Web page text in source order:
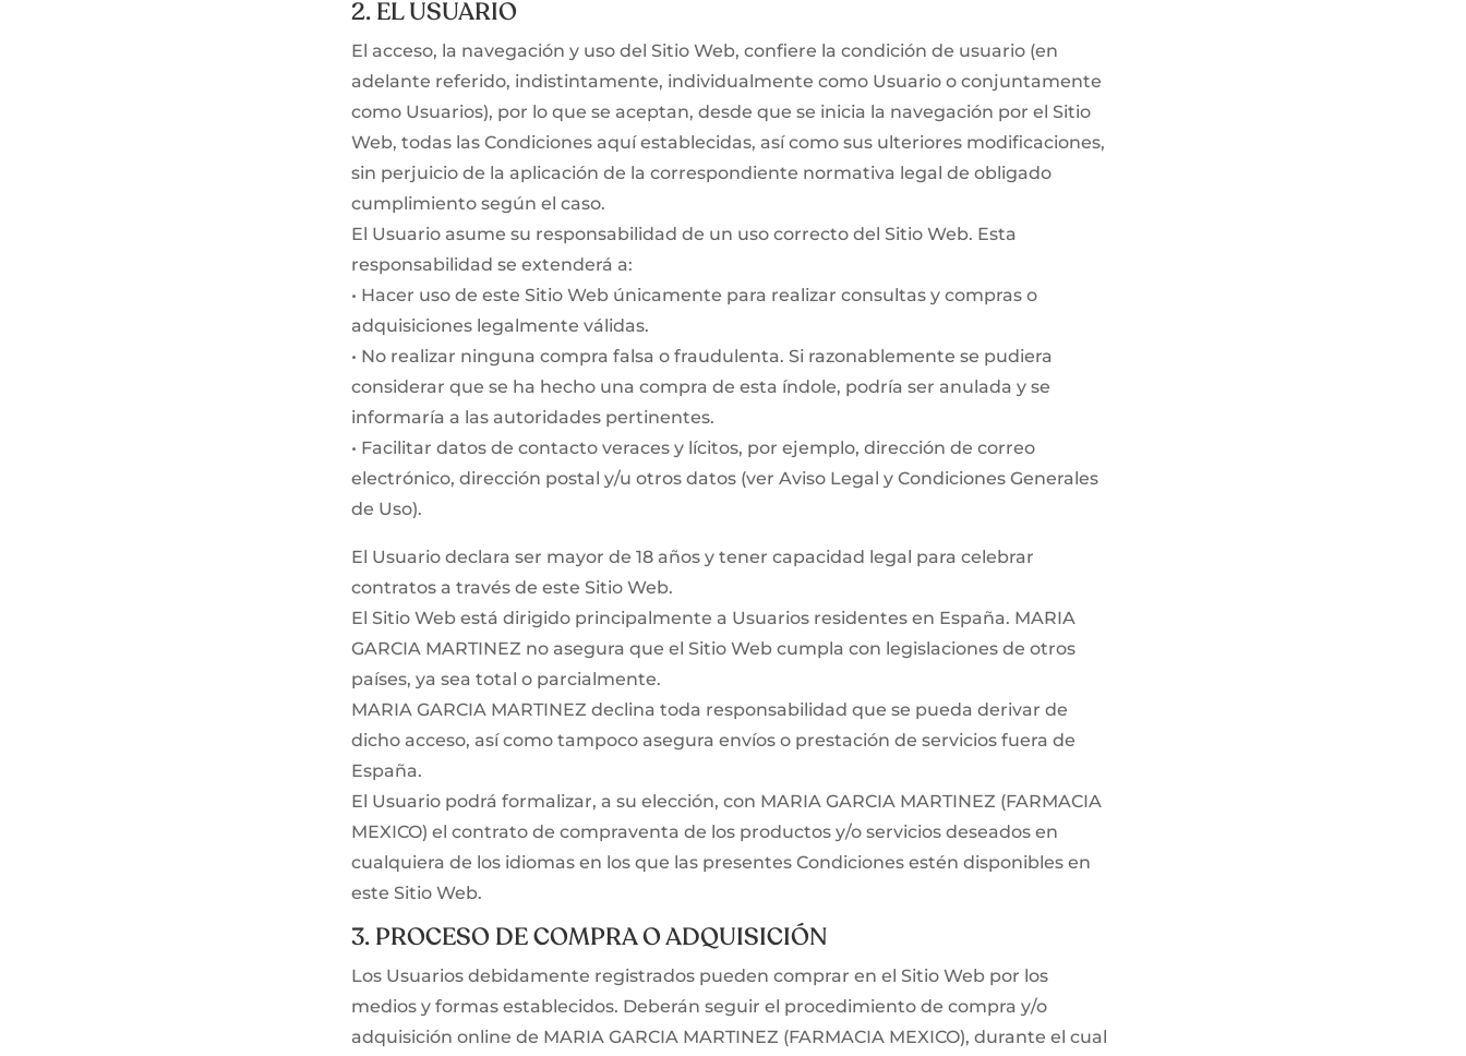
2. EL USUARIO
El acceso, la navegación y uso del Sitio Web, confiere la condición de usuario (en
adelante referido, indistintamente, individualmente como Usuario o conjuntamente
como Usuarios), por lo que se aceptan, desde que se inicia la navegación por el Sitio
Web, todas las Condiciones aquí establecidas, así como sus ulteriores modificaciones,
sin perjuicio de la aplicación de la correspondiente normativa legal de obligado
cumplimiento según el caso.
El Usuario asume su responsabilidad de un uso correcto del Sitio Web. Esta
responsabilidad se extenderá a:
• Hacer uso de este Sitio Web únicamente para realizar consultas y compras o
adquisiciones legalmente válidas.
• No realizar ninguna compra falsa o fraudulenta. Si razonablemente se pudiera
considerar que se ha hecho una compra de esta índole, podría ser anulada y se
informaría a las autoridades pertinentes.
• Facilitar datos de contacto veraces y lícitos, por ejemplo, dirección de correo
electrónico, dirección postal y/u otros datos (ver Aviso Legal y Condiciones Generales
de Uso).
El Usuario declara ser mayor de 18 años y tener capacidad legal para celebrar
contratos a través de este Sitio Web.
El Sitio Web está dirigido principalmente a Usuarios residentes en España. MARIA
GARCIA MARTINEZ no asegura que el Sitio Web cumpla con legislaciones de otros
países, ya sea total o parcialmente.
MARIA GARCIA MARTINEZ declina toda responsabilidad que se pueda derivar de
dicho acceso, así como tampoco asegura envíos o prestación de servicios fuera de
España.
El Usuario podrá formalizar, a su elección, con MARIA GARCIA MARTINEZ (FARMACIA
MEXICO) el contrato de compraventa de los productos y/o servicios deseados en
cualquiera de los idiomas en los que las presentes Condiciones estén disponibles en
este Sitio Web.
3. PROCESO DE COMPRA O ADQUISICIÓN
Los Usuarios debidamente registrados pueden comprar en el Sitio Web por los
medios y formas establecidos. Deberán seguir el procedimiento de compra y/o
adquisición online de MARIA GARCIA MARTINEZ (FARMACIA MEXICO), durante el cual